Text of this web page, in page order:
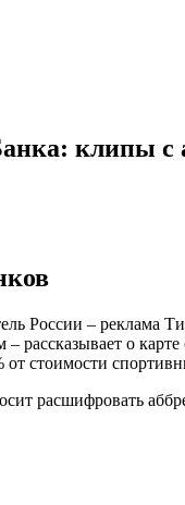
клипы с
России –
– рассказывает о
стоимости
расшифровать